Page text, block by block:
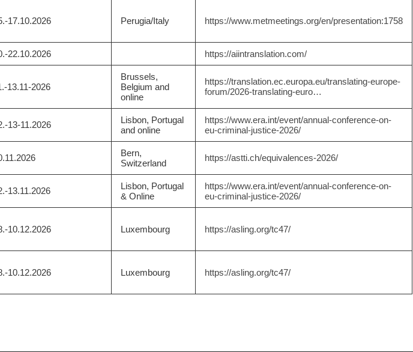
17.10.2026 Perugia/Italy https://www.metmeetings.org/en/presentation:1758
22.10.2026 https://aiintranslation.com/
13.11-2026
Brussels,
Belgium and
online
https://translation.ec.europa.eu/translating-europe-
forum/2026-translating-euro…
13-11.2026
Lisbon, Portugal
and online
https://www.era.int/event/annual-conference-on-
eu-criminal-justice-2026/
Bern,
Switzerland
https://astti.ch/equivalences-2026/
13.11.2026
Lisbon, Portugal
& Online
https://www.era.int/event/annual-conference-on-
eu-criminal-justice-2026/
10.12.2026 Luxembourg https://asling.org/tc47/
10.12.2026 Luxembourg https://asling.org/tc47/